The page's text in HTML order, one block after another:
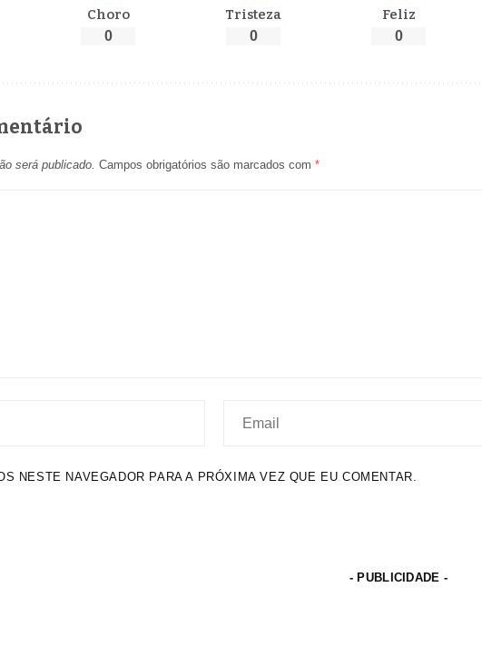
Choro
0
Tristeza
0
Feliz
0
será publicado. Campos obrigatórios são marcados com *
NESTE NAVEGADOR PARA A PRÓXIMA VEZ QUE EU COMENTAR.
- PUBLICIDADE -